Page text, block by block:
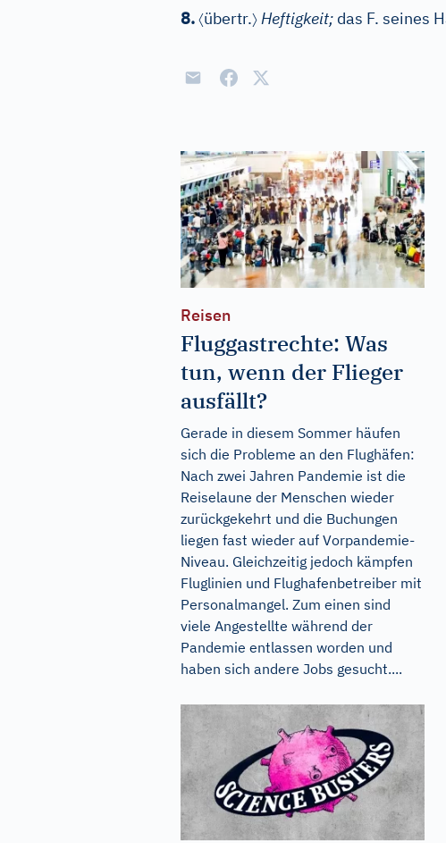
8.〈übertr.〉Heftigkeit; das F. seines
Reisen
Fluggastrechte: Was
tun, wenn der Flieger
ausfällt?
Gerade in diesem Sommer häufen
sich die Probleme an den Flughäfen:
Nach zwei Jahren Pandemie ist die
Reiselaune der Menschen wieder
zurückgekehrt und die Buchungen
liegen fast wieder auf Vorpandemie-
Niveau. Gleichzeitig jedoch kämpfen
Fluglinien und Flughafenbetreiber mit
Personalmangel. Zum einen sind
viele Angestellte während der
Pandemie entlassen worden und
haben sich andere Jobs gesucht....